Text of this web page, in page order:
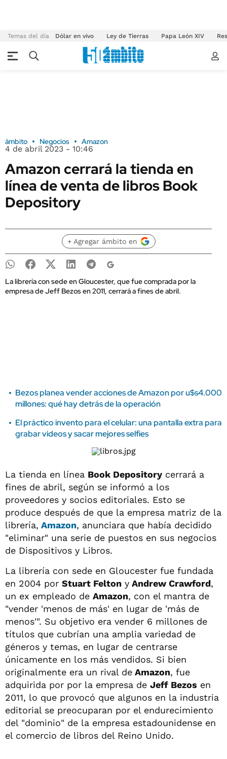
Temas del día Dólar en vivo Ley de Tierras Papa León XIV
ámbito Negocios Amazon
4 de abril 2023 - 10:46
Amazon cerrará la tienda en
línea de venta de libros Book
Depository
+ Agregar ámbito en
La librería con sede en Gloucester, que fue comprada por la
empresa de Jeff Bezos en 2011, cerrará a fines de abril.
Bezos planea vender acciones de Amazon por u$s4.000
millones: qué hay detrás de la operación
El práctico invento para el celular: una pantalla extra para
grabar videos y sacar mejores selfies
La tienda en línea Book Depository cerrará a
fines de abril, según se informó a los
proveedores y socios editoriales. Esto se
produce después de que la empresa matriz de la
librería, Amazon, anunciara que había decidido
"eliminar" una serie de puestos en sus negocios
de Dispositivos y Libros.
La librería con sede en Gloucester fue fundada
en 2004 por Stuart Felton y Andrew Crawford,
un ex empleado de Amazon, con el mantra de
"vender 'menos de más' en lugar de 'más de
menos'". Su objetivo era vender 6 millones de
títulos que cubrían una amplia variedad de
géneros y temas, en lugar de centrarse
únicamente en los más vendidos. Si bien
originalmente era un rival de Amazon, fue
adquirida por por la empresa de Jeff Bezos en
2011, lo que provocó que algunos en la industria
editorial se preocuparan por el endurecimiento
del "dominio" de la empresa estadounidense en
el comercio de libros del Reino Unido.